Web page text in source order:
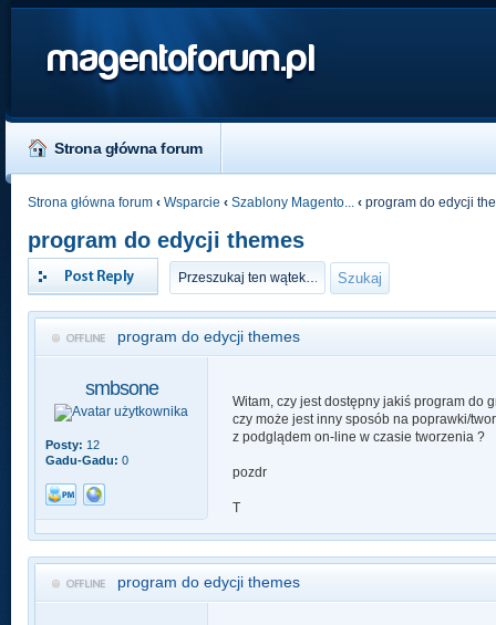
magentoforum.pl
Strona główna forum
Strona główna forum ‹ Wsparcie ‹ Szablony Magento... ‹ program do edycji
program do edycji themes
Odpowiedz
program do edycji themes
smbsone
Posty: 12
Gadu-Gadu: 0
Witam, czy jest dostępny jakiś program do
czy może jest inny sposób na poprawki/
z podglądem on-line w czasie tworzenia ?
pozdr
T
program do edycji themes